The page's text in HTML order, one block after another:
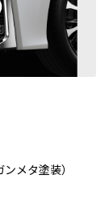
メタ塗装）